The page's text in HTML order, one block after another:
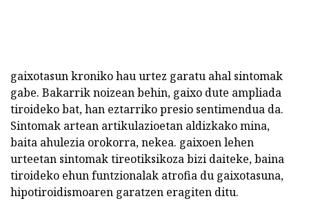
gaixotasun kroniko hau urtez garatu ahal sintomak
gabe. Bakarrik noizean behin, gaixo dute ampliada
tiroideko bat, han eztarriko presio sentimendua da.
Sintomak artean artikulazioetan aldizkako mina,
baita ahulezia orokorra, nekea. gaixoen lehen
urteetan sintomak tireotiksikoza bizi daiteke, baina
tiroideko ehun funtzionalak atrofia du gaixotasuna,
hipotiroidismoaren garatzen eragiten ditu.